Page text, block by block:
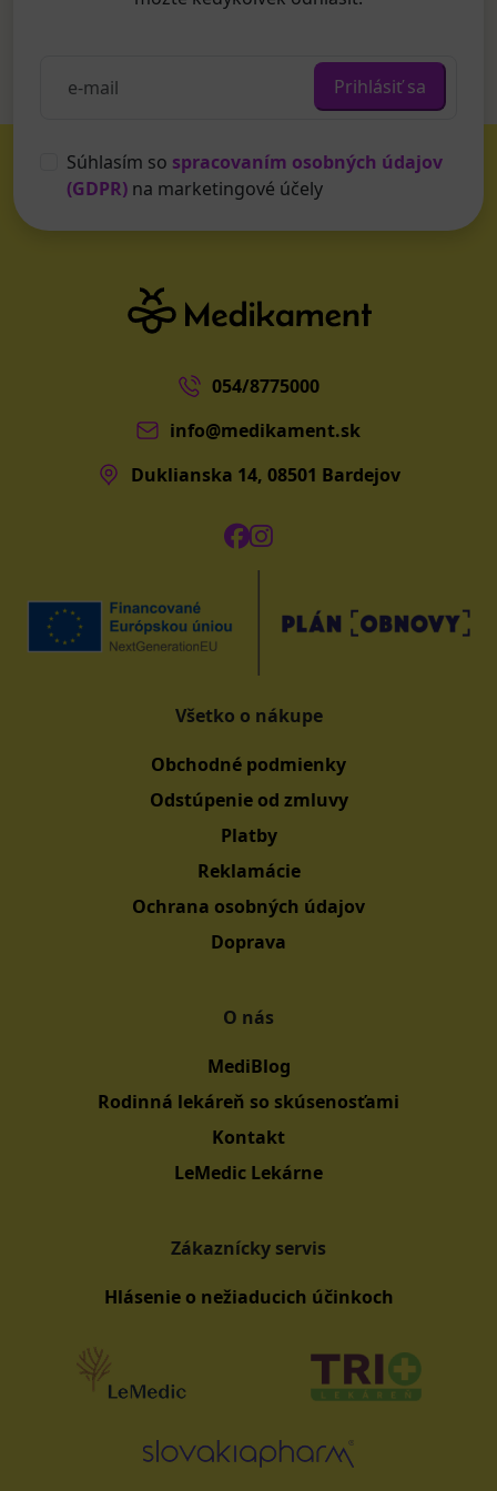
Prihlásiť sa
Súhlasím so spracovaním osobných údajov
(GDPR) na marketingové účely
054/8775000
info@medikament.sk
Duklianska 14, 08501 Bardejov
Všetko o nákupe
Obchodné podmienky
Odstúpenie od zmluvy
Platby
Reklamácie
Ochrana osobných údajov
Doprava
O nás
MediBlog
Rodinná lekáreň so skúsenosťami
Kontakt
LeMedic Lekárne
Zákaznícky servis
Hlásenie o nežiaducich účinkoch